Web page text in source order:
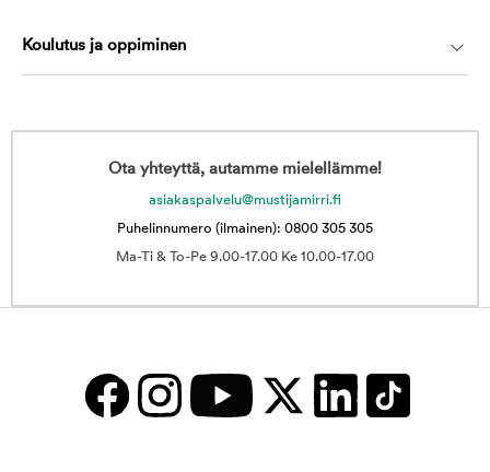
Koulutus ja oppiminen
Ota yhteyttä, autamme mielellämme!
asiakaspalvelu@mustijamirri.fi
Puhelinnumero (ilmainen): 0800 305 305
Ma-Ti & To-Pe 9.00-17.00 Ke 10.00-17.00